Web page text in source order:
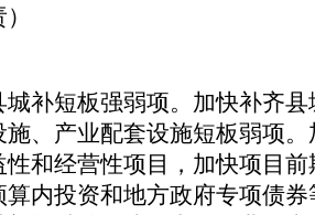
短板强弱项。加快补齐县
、产业配套设施短板弱项
和经营性项目，加快项目
内投资和地方政府专项债